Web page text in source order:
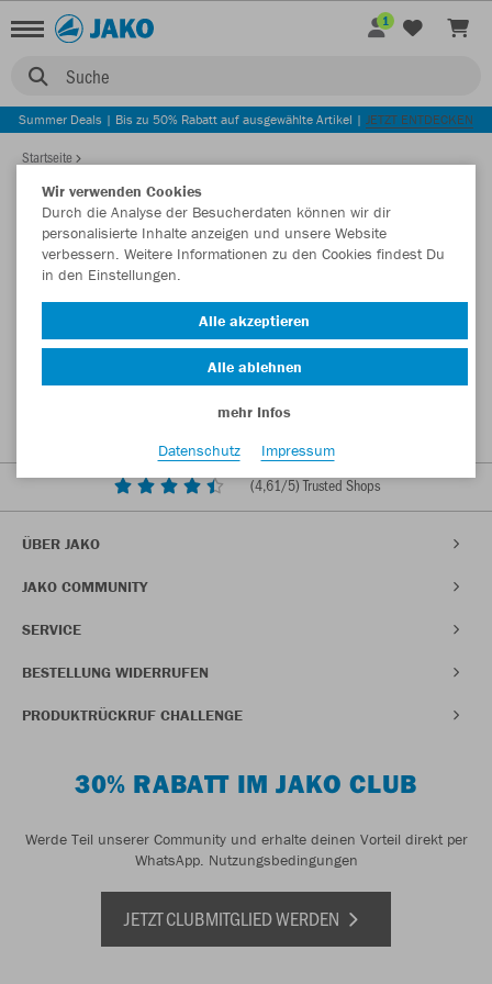
Suche
1
Summer Deals | Bis zu 50% Rabatt auf ausgewählte Artikel | JETZT ENTDECKEN
Startseite
(4,61/5) Trusted Shops
ÜBER JAKO
JAKO COMMUNITY
SERVICE
BESTELLUNG WIDERRUFEN
PRODUKTRÜCKRUF CHALLENGE
30% RABATT IM JAKO CLUB
Werde Teil unserer Community und erhalte deinen Vorteil direkt per
WhatsApp. Nutzungsbedingungen
JETZT CLUBMITGLIED WERDEN
Wir verwenden Cookies
Durch die Analyse der Besucherdaten können wir dir
personalisierte Inhalte anzeigen und unsere Website
verbessern. Weitere Informationen zu den Cookies findest Du
in den Einstellungen.
Alle akzeptieren
Alle ablehnen
mehr Infos
Datenschutz
Impressum